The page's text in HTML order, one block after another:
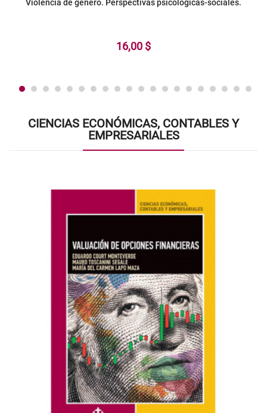
Violencia de género. Perspectivas psicológicas-sociales.
16,00 $
CIENCIAS ECONÓMICAS, CONTABLES Y
EMPRESARIALES